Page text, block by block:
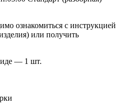
ознакомиться с инструкцией
или получить
— 1 шт.